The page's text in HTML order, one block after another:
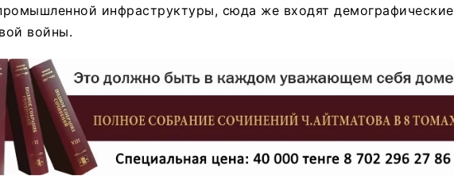
инфраструктуры, сюда же входят демографические
войны.